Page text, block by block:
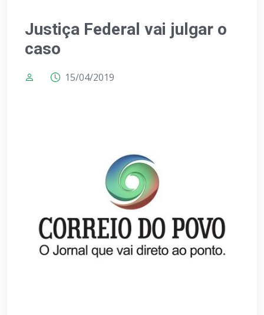
Justiça Federal vai julgar o
caso
15/04/2019